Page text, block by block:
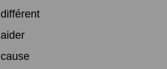
différent
aider
cause